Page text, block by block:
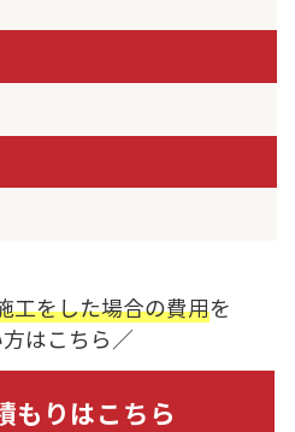
工をした場合の費用を
はこちら／
もりはこちら